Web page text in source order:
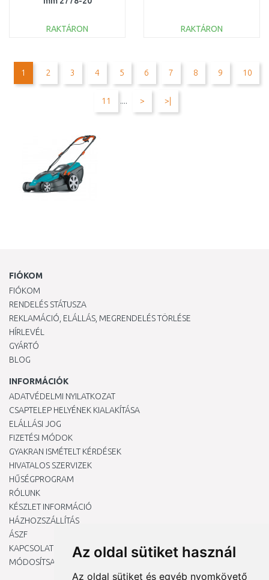
Az oldal sütiket használ
Az oldal sütiket és egyéb nyomkövető
RAKTÁRON
Összehasonlítás
RAKTÁRON
Összehasonlítás
1 2 3 4 5 6 7 8 9 10
11 .... > >|
FIÓKOM
FIÓKOM
RENDELÉS STÁTUSZA
REKLAMÁCIÓ, ELÁLLÁS, MEGRENDELÉS TÖRLÉSE
HÍRLEVÉL
GYÁRTÓ
BLOG
INFORMÁCIÓK
ADATVÉDELMI NYILATKOZAT
CSAPTELEP HELYÉNEK KIALAKÍTÁSA
ELÁLLÁSI JOG
FIZETÉSI MÓDOK
GYAKRAN ISMÉTELT KÉRDÉSEK
HIVATALOS SZERVIZEK
HŰSÉGPROGRAM
RÓLUNK
KÉSZLET INFORMÁCIÓ
HÁZHOZSZÁLLÍTÁS
ÁSZF
KAPCSOLAT
MÓDOSÍTSA A COOKIE-BEÁLLÍTÁSAIMAT